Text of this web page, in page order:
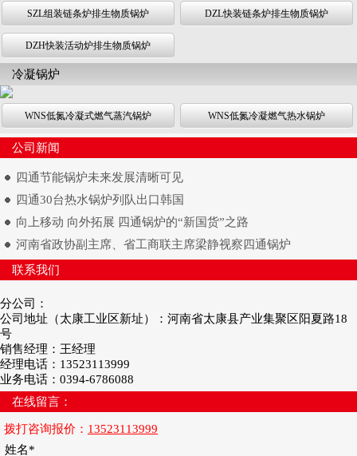
SZL组装链条炉排生物质锅炉 DZL快装链条炉排生物质锅炉
DZH快装活动炉排生物质锅炉
冷凝锅炉
WNS低氮冷凝式燃气蒸汽锅炉 WNS低氮冷凝燃气热水锅炉
公司新闻
四通节能锅炉未来发展清晰可见
四通30台热水锅炉列队出口韩国
向上移动 向外拓展 四通锅炉的“新国货”之路
河南省政协副主席、省工商联主席梁静视察四通锅炉
联系我们
分公司：
公司地址（太康工业区新址）：河南省太康县产业集聚区阳夏路18
号
销售经理：王经理
经理电话：13523113999
业务电话：0394-6786088
在线留言：
拨打咨询报价： 13523113999
姓名*